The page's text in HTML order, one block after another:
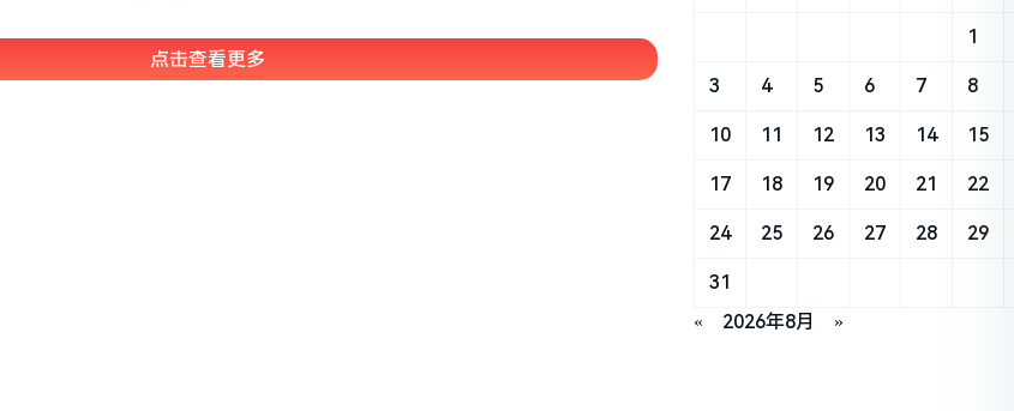
点击查看更多
« 2026年8月 »
1
3 4 5 6 7 8
10 11 12 13 14 15
17 18 19 20 21 22
24 25 26 27 28 29
31